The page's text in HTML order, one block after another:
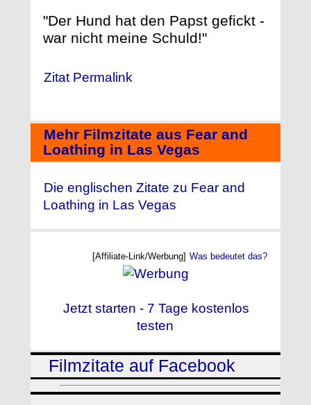
"Der Hund hat den Papst gefickt -
war nicht meine Schuld!"
Zitat Permalink
Mehr Filmzitate aus Fear and
Loathing in Las Vegas
Die englischen Zitate zu Fear and
Loathing in Las Vegas
[Affiliate-Link/Werbung] Was bedeutet das?
Jetzt starten - 7 Tage kostenlos
testen
Filmzitate auf Facebook